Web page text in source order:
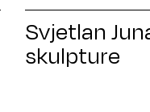
Svjetlan
skulpture